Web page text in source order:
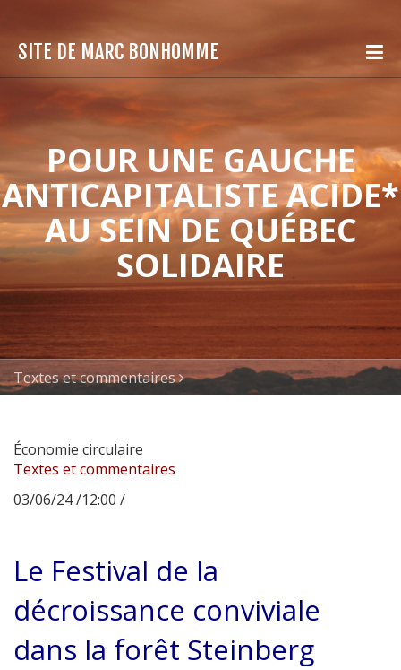
SITE DE MARC BONHOMME
POUR UNE GAUCHE
ANTICAPITALISTE ACIDE*
AU SEIN DE QUÉBEC
SOLIDAIRE
Textes et commentaires
Économie circulaire
Textes et commentaires
03/06/24 /12:00 /
Le Festival de la
décroissance conviviale
dans la forêt Steinberg